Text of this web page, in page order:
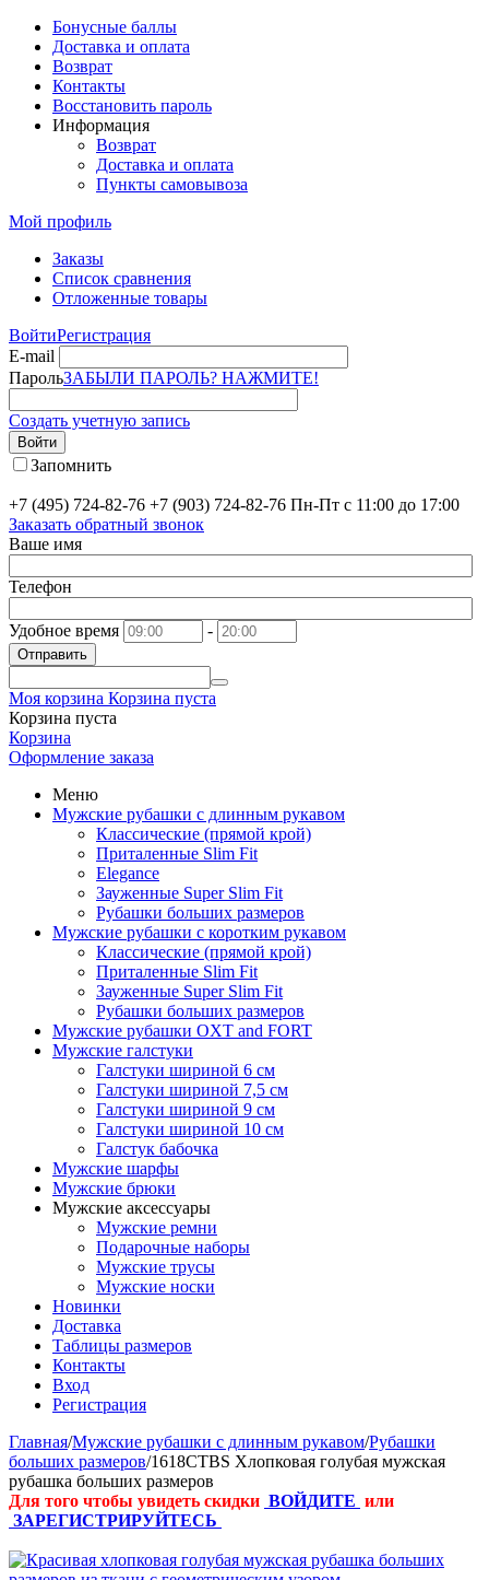
Бонусные баллы
Доставка и оплата
Возврат
Контакты
Восстановить пароль
Информация
Возврат
Доставка и оплата
Пункты самовывоза
Мой профиль
Заказы
Список сравнения
Отложенные товары
ВойтиРегистрация
E-mail
ПарольЗАБЫЛИ ПАРОЛЬ? НАЖМИТЕ!
Создать учетную запись
Войти
Запомнить
+7 (495) 724-82-76 +7 (903) 724-82-76 Пн-Пт с 11:00 до 17:00
Заказать обратный звонок
Ваше имя
Телефон
Удобное время -
Отправить
Моя корзина Корзина пуста
Корзина пуста
Корзина
Оформление заказа
Меню
Мужские рубашки с длинным рукавом
Классические (прямой крой)
Приталенные Slim Fit
Elegance
Зауженные Super Slim Fit
Рубашки больших размеров
Мужские рубашки с коротким рукавом
Классические (прямой крой)
Приталенные Slim Fit
Зауженные Super Slim Fit
Рубашки больших размеров
Мужские рубашки OXT and FORT
Мужские галстуки
Галстуки шириной 6 см
Галстуки шириной 7,5 см
Галстуки шириной 9 см
Галстуки шириной 10 см
Галстук бабочка
Мужские шарфы
Мужские брюки
Мужские аксессуары
Мужские ремни
Подарочные наборы
Мужские трусы
Мужские носки
Новинки
Доставка
Таблицы размеров
Контакты
Вход
Регистрация
Главная/Мужские рубашки с длинным рукавом/Рубашки
больших размеров/1618СTBS Хлопковая голубая мужская
рубашка больших размеров
Для того чтобы увидеть скидки ВОЙДИТЕ или
ЗАРЕГИСТРИРУЙТЕСЬ